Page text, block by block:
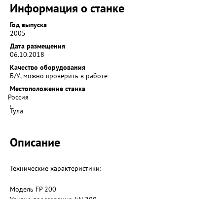
Информация о станке
Год выпуска
2005
Дата размещения
06.10.2018
Качество оборудования
Б/У, можно проверить в работе
Местоположение станка
Россия
,
Тула
Описание
Технические характеристики:
Модель FP 200